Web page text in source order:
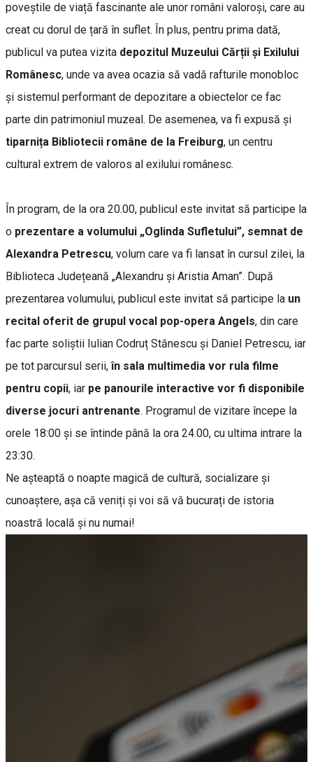
poveștile de viață fascinante ale unor români valoroși, care au
creat cu dorul de țară în suflet. În plus, pentru prima dată,
publicul va putea vizita depozitul Muzeului Cărții și Exilului
Românesc, unde va avea ocazia să vadă rafturile monobloc
și sistemul performant de depozitare a obiectelor ce fac
parte din patrimoniul muzeal. De asemenea, va fi expusă și
tiparnița Bibliotecii române de la Freiburg, un centru
cultural extrem de valoros al exilului românesc.
În program, de la ora 20.00, publicul este invitat să participe la
o prezentare a volumului „Oglinda Sufletului”, semnat de
Alexandra Petrescu, volum care va fi lansat în cursul zilei, la
Biblioteca Județeană „Alexandru și Aristia Aman”. După
prezentarea volumului, publicul este invitat să participe la un
recital oferit de grupul vocal pop-opera Angels, din care
fac parte soliștii Iulian Codruț Stănescu și Daniel Petrescu, iar
pe tot parcursul serii,în sala multimedia vor rula filme
pentru copii, iar pe panourile interactive vor fi disponibile
diverse jocuri antrenante. Programul de vizitare începe la
orele 18:00 și se întinde până la ora 24.00, cu ultima intrare la
23:30.
Ne așteaptă o noapte magică de cultură, socializare și
cunoaștere, așa că veniți și voi să vă bucurați de istoria
noastră locală și nu numai!